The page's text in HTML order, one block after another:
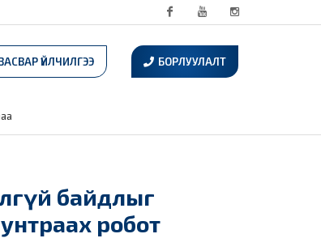
ҮЙЛЧИЛГЭЭ БОРЛУУЛАЛТ
байдлыг
робот